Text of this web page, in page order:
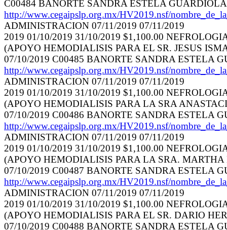
C00484 BANORTE SANDRA ESTELA
http://www.cegaipslp.org.mx/HV2019.nsf/
ADMINISTRACION 07/11/2019 07/11/2019
2019 01/10/2019 31/10/2019 $1,100.00
(APOYO HEMODIALISIS PARA EL SR. JESUS
07/10/2019 C00485 BANORTE SANDRA ESTELA
http://www.cegaipslp.org.mx/HV2019.nsf/
ADMINISTRACION 07/11/2019 07/11/2019
2019 01/10/2019 31/10/2019 $1,100.00
(APOYO HEMODIALISIS PARA LA SRA
07/10/2019 C00486 BANORTE SANDRA ESTELA
http://www.cegaipslp.org.mx/HV2019.nsf/
ADMINISTRACION 07/11/2019 07/11/2019
2019 01/10/2019 31/10/2019 $1,100.00
(APOYO HEMODIALISIS PARA LA SRA. MARTHA
07/10/2019 C00487 BANORTE SANDRA ESTELA
http://www.cegaipslp.org.mx/HV2019.nsf/
ADMINISTRACION 07/11/2019 07/11/2019
2019 01/10/2019 31/10/2019 $1,100.00
(APOYO HEMODIALISIS PARA EL SR. DARIO
07/10/2019 C00488 BANORTE SANDRA ESTELA